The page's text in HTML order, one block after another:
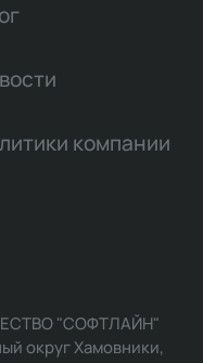
компании
"СОФТЛАЙН"
округ Хамовники,